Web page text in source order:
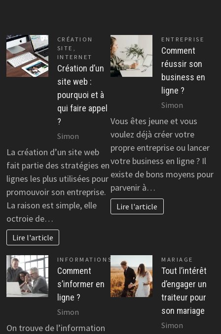
CRÉATION
SITE ,
INTERNET
Création d’un
site web :
pourquoi et à
qui faire appel
?
Simon
La création d’un site web
fait partie des stratégies en
lignes les plus utilisées pour
promouvoir son entreprise.
La raison est simple, elle
octroie de…
Lire l'article
ENTREPRISE
Comment
réussir son
business en
ligne ?
Simon
Vous êtes jeune et vous
voulez déjà créer votre
propre entreprise ou lancer
votre business en ligne ? Il
existe de bons moyens pour
parvenir à…
Lire l'article
INFORMATIONS
Comment
s’informer en
ligne ?
Simon
On trouve de l’information
MARIAGE
Tout l’intérêt
d’engager un
traiteur pour
son mariage
Simon